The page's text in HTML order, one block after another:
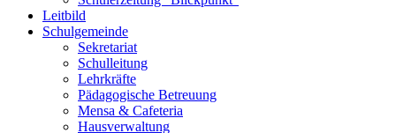
Leitbild
Schulgemeinde
Sekretariat
Schulleitung
Lehrkräfte
Pädagogische Betreuung
Mensa & Cafeteria
Hausverwaltung